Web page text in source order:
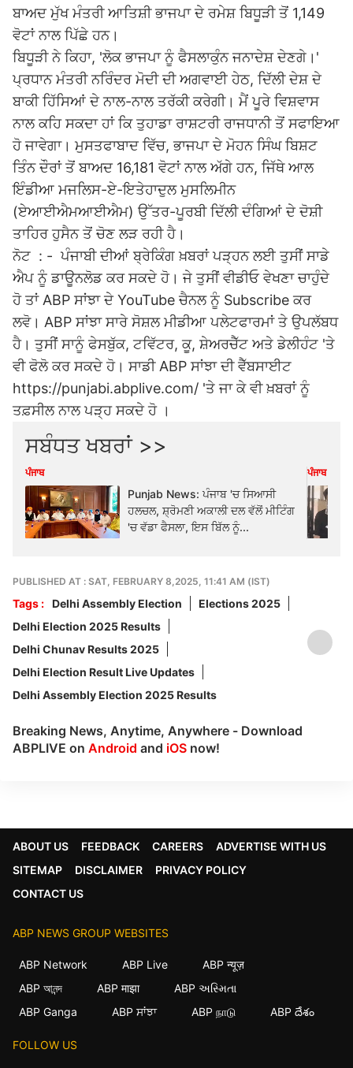
ਬਾਅਦ ਮੁੱਖ ਮੰਤਰੀ ਆਤਿਸ਼ੀ ਭਾਜਪਾ ਦੇ ਰਮੇਸ਼ ਬਿਧੂੜੀ ਤੋਂ 1,149
ਵੋਟਾਂ ਨਾਲ ਪਿੱਛੇ ਹਨ।
ਬਿਧੂੜੀ ਨੇ ਕਿਹਾ, 'ਲੋਕ ਭਾਜਪਾ ਨੂੰ ਫੈਸਲਾਕੁੰਨ ਜਨਾਦੇਸ਼ ਦੇਣਗੇ।'
ਪ੍ਰਧਾਨ ਮੰਤਰੀ ਨਰਿੰਦਰ ਮੋਦੀ ਦੀ ਅਗਵਾਈ ਹੇਠ, ਦਿੱਲੀ ਦੇਸ਼ ਦੇ
ਬਾਕੀ ਹਿੱਸਿਆਂ ਦੇ ਨਾਲ-ਨਾਲ ਤਰੱਕੀ ਕਰੇਗੀ। ਮੈਂ ਪੂਰੇ ਵਿਸ਼ਵਾਸ
ਨਾਲ ਕਹਿ ਸਕਦਾ ਹਾਂ ਕਿ ਤੁਹਾਡਾ ਰਾਸ਼ਟਰੀ ਰਾਜਧਾਨੀ ਤੋਂ ਸਫਾਇਆ
ਹੋ ਜਾਵੇਗਾ। ਮੁਸਤਫਾਬਾਦ ਵਿੱਚ, ਭਾਜਪਾ ਦੇ ਮੋਹਨ ਸਿੰਘ ਬਿਸ਼ਟ
ਤਿੰਨ ਦੌਰਾਂ ਤੋਂ ਬਾਅਦ 16,181 ਵੋਟਾਂ ਨਾਲ ਅੱਗੇ ਹਨ, ਜਿੱਥੇ ਆਲ
ਇੰਡੀਆ ਮਜਲਿਸ-ਏ-ਇਤੇਹਾਦੁਲ ਮੁਸਲਿਮੀਨ
(ਏਆਈਐਮਆਈਐਮ) ਉੱਤਰ-ਪੂਰਬੀ ਦਿੱਲੀ ਦੰਗਿਆਂ ਦੇ ਦੋਸ਼ੀ
ਤਾਹਿਰ ਹੁਸੈਨ ਤੋਂ ਚੋਣ ਲੜ ਰਹੀ ਹੈ।
ਨੋਟ : - ਪੰਜਾਬੀ ਦੀਆਂ ਬ੍ਰੇਕਿੰਗ ਖ਼ਬਰਾਂ ਪੜ੍ਹਨ ਲਈ ਤੁਸੀਂ ਸਾਡੇ
ਐਪ ਨੂੰ ਡਾਊਨਲੋਡ ਕਰ ਸਕਦੇ ਹੋ। ਜੇ ਤੁਸੀਂ ਵੀਡੀਓ ਵੇਖਣਾ ਚਾਹੁੰਦੇ
ਹੋ ਤਾਂ ABP ਸਾਂਝਾ ਦੇ YouTube ਚੈਨਲ ਨੂੰ Subscribe ਕਰ
ਲਵੋ। ABP ਸਾਂਝਾ ਸਾਰੇ ਸੋਸ਼ਲ ਮੀਡੀਆ ਪਲੇਟਫਾਰਮਾਂ ਤੇ ਉਪਲੱਬਧ
ਹੈ। ਤੁਸੀਂ ਸਾਨੂੰ ਫੇਸਬੁੱਕ, ਟਵਿੱਟਰ, ਕੂ, ਸ਼ੇਅਰਚੈੱਟ ਅਤੇ ਡੇਲੀਹੰਟ 'ਤੇ
ਵੀ ਫੋਲੋ ਕਰ ਸਕਦੇ ਹੋ। ਸਾਡੀ ABP ਸਾਂਝਾ ਦੀ ਵੈੱਬਸਾਈਟ
https://punjabi.abplive.com/ 'ਤੇ ਜਾ ਕੇ ਵੀ ਖ਼ਬਰਾਂ ਨੂੰ
ਤਫ਼ਸੀਲ ਨਾਲ ਪੜ੍ਹ ਸਕਦੇ ਹੋ ।
ਸਬੰਧਤ ਖਬਰਾਂ >>
ਪੰਜਾਬ
Punjab News: ਪੰਜਾਬ 'ਚ ਸਿਆਸੀ
ਹਲਚਲ, ਸ਼੍ਰੋਮਣੀ ਅਕਾਲੀ ਦਲ ਵੱਲੋਂ ਮੀਟਿੰਗ
'ਚ ਵੱਡਾ ਫੈਸਲਾ, ਇਸ ਬਿੱਲ ਨੂੰ...
ਪੰਜਾਬ
PUBLISHED AT : SAT, FEBRUARY 8,2025, 11:41 AM (IST)
Tags : Delhi Assembly Election
Elections 2025
Delhi Election 2025 Results
Delhi Chunav Results 2025
Delhi Election Result Live Updates
Delhi Assembly Election 2025 Results
Breaking News, Anytime, Anywhere - Download
ABPLIVE on Android and iOS now!
ABOUT US FEEDBACK CAREERS
ADVERTISE WITH US
SITEMAP
DISCLAIMER
PRIVACY POLICY
CONTACT US
ABP NEWS GROUP WEBSITES
ABP Network ABP Live
ABP न्यूज़
ABP আনন্দ
ABP माझा
ABP અસ્મિતા
ABP Ganga
ABP ਸਾਂਝਾ ABP நாடு ABP దేశం
FOLLOW US